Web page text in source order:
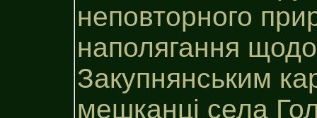
неповторного
наполягання
Закупнянським
мешканці села